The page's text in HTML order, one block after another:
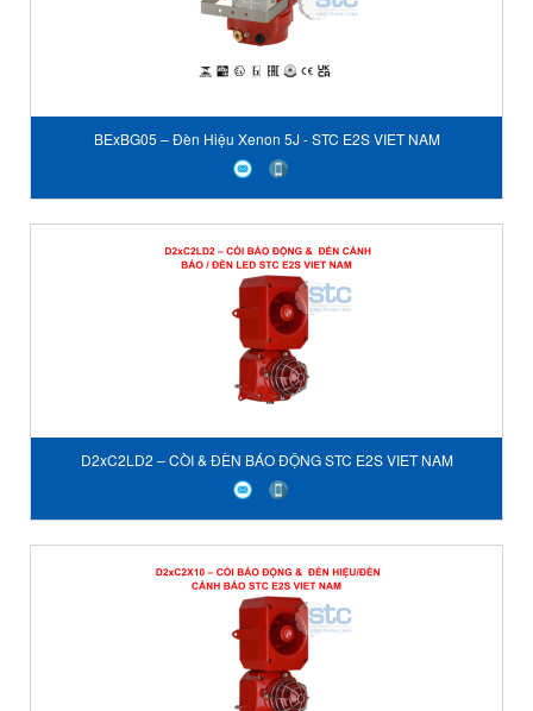
BExBG05 – Đèn Hiệu Xenon 5J - STC E2S VIET NAM
D2xC2LD2 – CÒI & ĐÈN BÁO ĐỘNG STC E2S VIET NAM